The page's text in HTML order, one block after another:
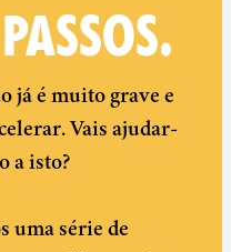
já é muito grave e
Vais ajudar-
a isto?
uma série de